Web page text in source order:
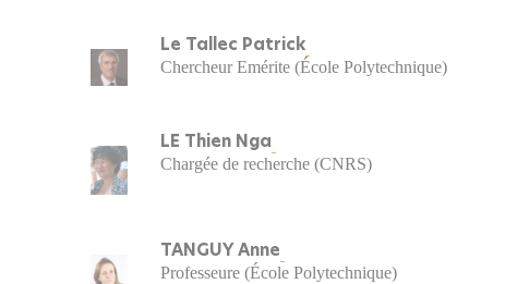
Le Tallec Patrick
Chercheur Emérite (École Polytechnique)
LE Thien Nga
Chargée de recherche (CNRS)
TANGUY Anne
Professeure (École Polytechnique)